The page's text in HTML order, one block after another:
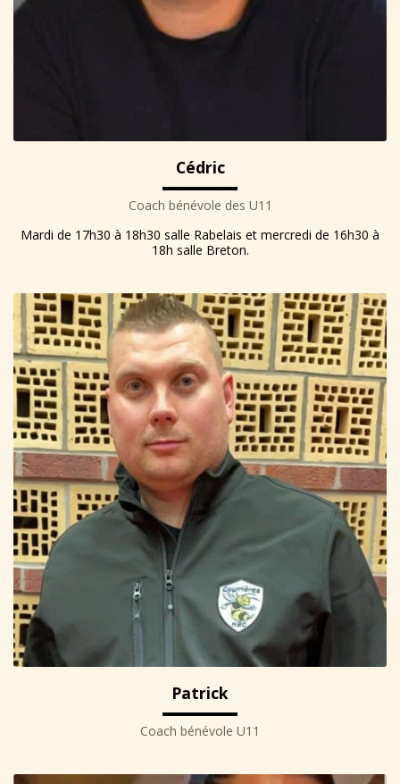
Cédric
Coach bénévole des U11
Mardi de 17h30 à 18h30 salle Rabelais et mercredi de 16h30 à
18h salle Breton.
Patrick
Coach bénévole U11